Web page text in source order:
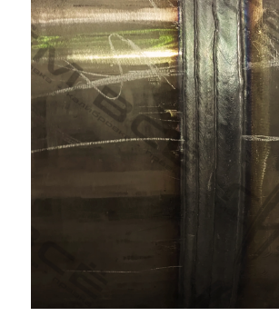
Обратный звонок
ИНФОРМАЦИЯ
КОНТАКТЫ
Вакансии
Статьи